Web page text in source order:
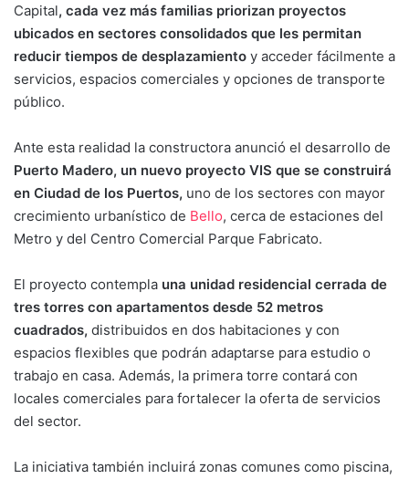
Capital, cada vez más familias priorizan proyectos
ubicados en sectores consolidados que les permitan
reducir tiempos de desplazamiento y acceder fácilmente a
servicios, espacios comerciales y opciones de transporte
público.
Ante esta realidad la constructora anunció el desarrollo de
Puerto Madero, un nuevo proyecto VIS que se construirá
en Ciudad de los Puertos, uno de los sectores con mayor
crecimiento urbanístico de Bello, cerca de estaciones del
Metro y del Centro Comercial Parque Fabricato.
El proyecto contempla una unidad residencial cerrada de
tres torres con apartamentos desde 52 metros
cuadrados, distribuidos en dos habitaciones y con
espacios flexibles que podrán adaptarse para estudio o
trabajo en casa. Además, la primera torre contará con
locales comerciales para fortalecer la oferta de servicios
del sector.
La iniciativa también incluirá zonas comunes como piscina,